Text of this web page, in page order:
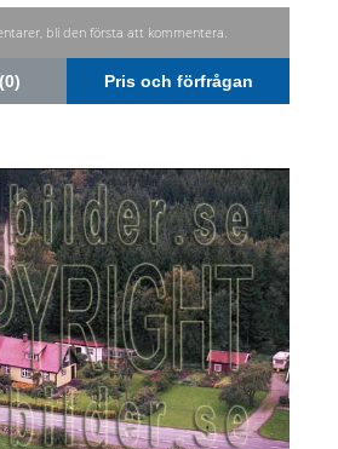
bli den första att kommentera.
Pris och förfrågan